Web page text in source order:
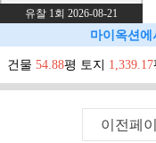
유찰 1회 2026-08-21
마이옥션
건물 54.88평 토지 1,339.17
이전페